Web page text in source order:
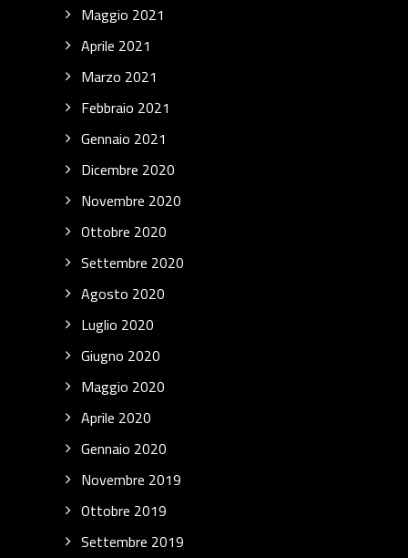
Maggio 2021
Aprile 2021
Marzo 2021
Febbraio 2021
Gennaio 2021
Dicembre 2020
Novembre 2020
Ottobre 2020
Settembre 2020
Agosto 2020
Luglio 2020
Giugno 2020
Maggio 2020
Aprile 2020
Gennaio 2020
Novembre 2019
Ottobre 2019
Settembre 2019